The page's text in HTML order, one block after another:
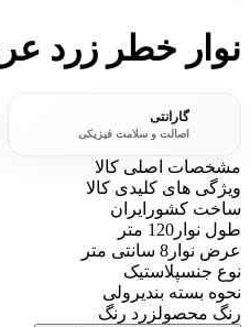
نوار خطر زرد عرض 8
گارانتی
اصالت و سلامت فیزیکی
مشخصات اصلی کالا
ویژگی های کلیدی کالا
ساخت کشور ایران
طول نوار 120 متر
عرض نوار 8 سانتی متر
نوع جنسپلاستیک
نحوه بسته بندیرولی
رنگ محصولزرد رنگ